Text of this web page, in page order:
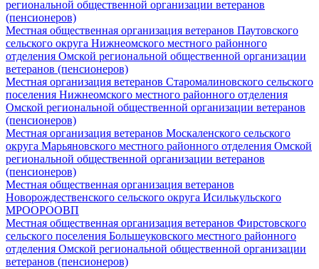
региональной общественной организации ветеранов
(пенсионеров)
Местная общественная организация ветеранов Паутовского
сельского округа Нижнеомского местного районного
отделения Омской региональной общественной организации
ветеранов (пенсионеров)
Местная организация ветеранов Старомалиновского сельского
поселения Нижнеомского местного районного отделения
Омской региональной общественной организации ветеранов
(пенсионеров)
Местная организация ветеранов Москаленского сельского
округа Марьяновского местного районного отделения Омской
региональной общественной организации ветеранов
(пенсионеров)
Местная общественная организация ветеранов
Новорождественского сельского округа Исилькульского
МРООРООВП
Местная общественная организация ветеранов Фирстовского
сельского поселения Большеуковского местного районного
отделения Омской региональной общественной организации
ветеранов (пенсионеров)